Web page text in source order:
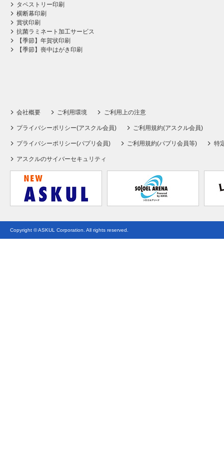
タペストリー印刷
横断幕印刷
賞状印刷
抗菌ラミネート加工サービス
【季節】年賀状印刷
【季節】喪中はがき印刷
会社概要 ご利用環境 ご利用上の注意
プライバシーポリシー(アスクル会員) ご利用規約(アスクル会員)
プライバシーポリシー(パプリ会員) ご利用規約(パプリ会員等) 特
アスクルのサイバーセキュリティ
Copyright © ASKUL Corporation. All rights reserved.